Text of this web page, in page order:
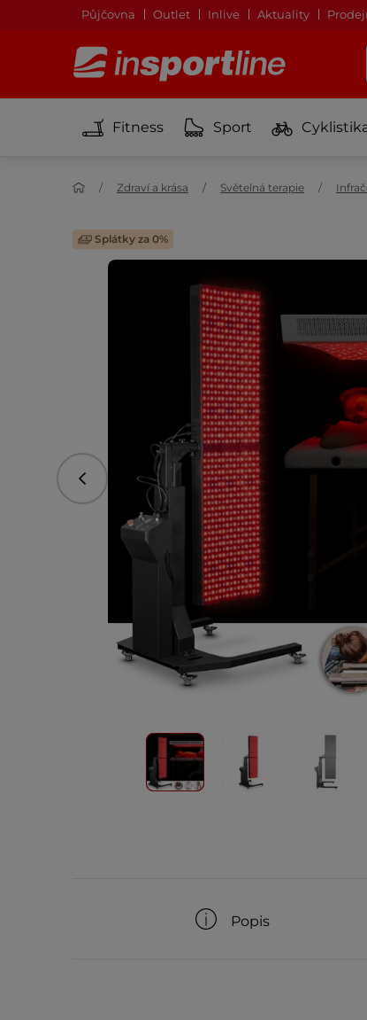
Půjčovna Outlet Inlive Aktuality
Fitness Sport
Zdraví a krása Světelná terapie
Splátky za 0%
Předchozí
Popis